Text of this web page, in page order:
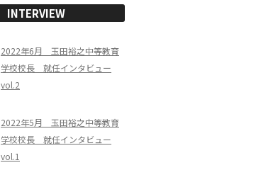
INTERVIEW
2022年6月 玉田裕之中等教育
学校校長 就任インタビュー
vol.2
2022年5月 玉田裕之中等教育
学校校長 就任インタビュー
vol.1